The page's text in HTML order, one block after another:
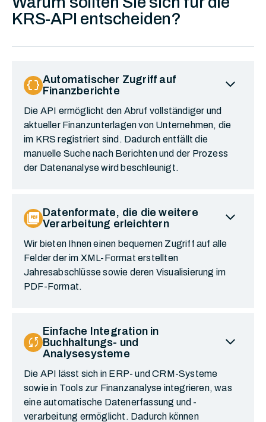
KRS-API entscheiden?
data_object Automatischer Zugriff auf
Finanzberichte
expand_more
Die API ermöglicht den Abruf vollständiger und
aktueller Finanzunterlagen von Unternehmen, die
im KRS registriert sind. Dadurch entfällt die
manuelle Suche nach Berichten und der Prozess
der Datenanalyse wird beschleunigt.
picture_as_pdf Datenformate, die die weitere
Verarbeitung erleichtern
expand_more
Wir bieten Ihnen einen bequemen Zugriff auf alle
Felder der im XML-Format erstellten
Jahresabschlüsse sowie deren Visualisierung im
PDF-Format.
sync
Einfache Integration in
Buchhaltungs- und
Analysesysteme
expand_more
Die API lässt sich in ERP- und CRM-Systeme
sowie in Tools zur Finanzanalyse integrieren, was
eine automatische Datenerfassung und -
verarbeitung ermöglicht. Dadurch können